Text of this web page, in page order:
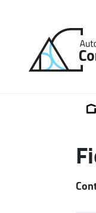
Página
inicial